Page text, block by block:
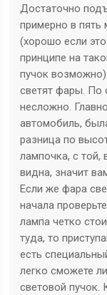
Достаточно
примерно в пять
(хорошо если
принципе на
пучок возможно)
светят фары. По
несложно.
автомобиль,
разница по
лампочка, с той,
видна, значит
Если же фара
начала
лампа четко
туда, то
есть
легко сможете
световой пучок.